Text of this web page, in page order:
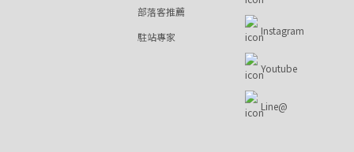
部落客推薦
駐站專家
Instagram
Youtube
Line@